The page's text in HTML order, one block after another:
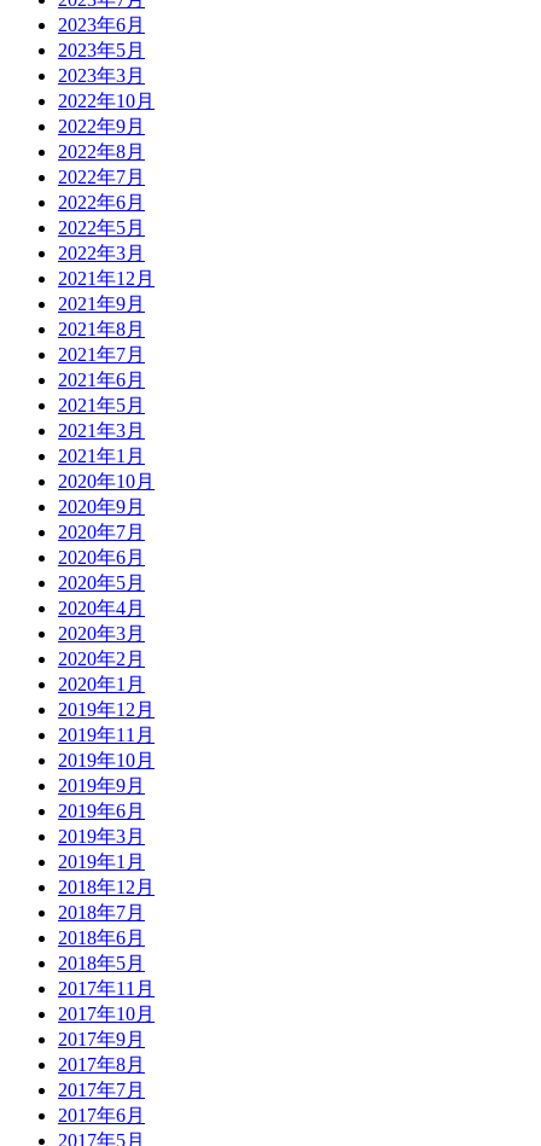
2023年6月
2023年5月
2023年3月
2022年10月
2022年9月
2022年8月
2022年7月
2022年6月
2022年5月
2022年3月
2021年12月
2021年9月
2021年8月
2021年7月
2021年6月
2021年5月
2021年3月
2021年1月
2020年10月
2020年9月
2020年7月
2020年6月
2020年5月
2020年4月
2020年3月
2020年2月
2020年1月
2019年12月
2019年11月
2019年10月
2019年9月
2019年6月
2019年3月
2019年1月
2018年12月
2018年7月
2018年6月
2018年5月
2017年11月
2017年10月
2017年9月
2017年8月
2017年7月
2017年6月
2017年5月